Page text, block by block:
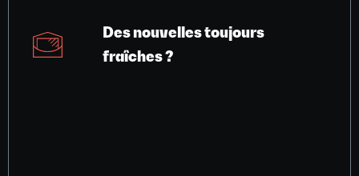
Des nouvelles toujours
fraîches ?